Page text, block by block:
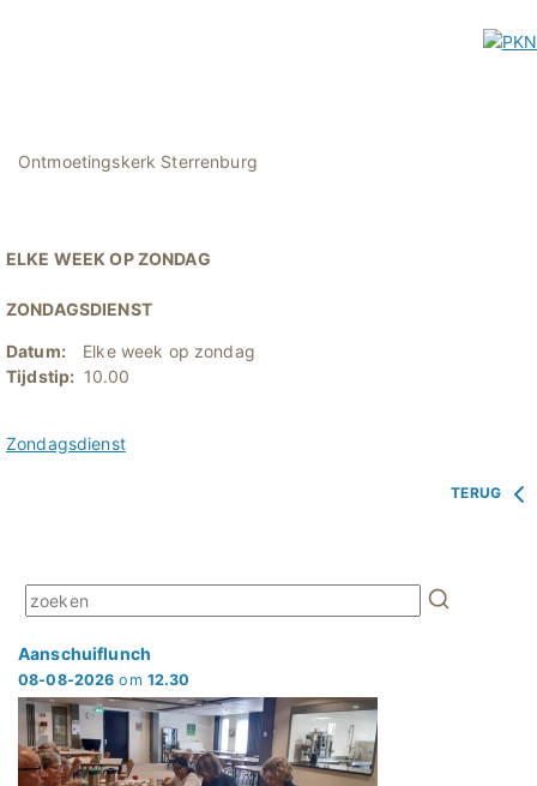
Ontmoetingskerk Sterrenburg
ELKE WEEK OP ZONDAG
ZONDAGSDIENST
Datum:
Elke week op zondag
Tijdstip: 10.00
Zondagsdienst
TERUG
Aanschuiflunch
08-08-2026 om 12.30